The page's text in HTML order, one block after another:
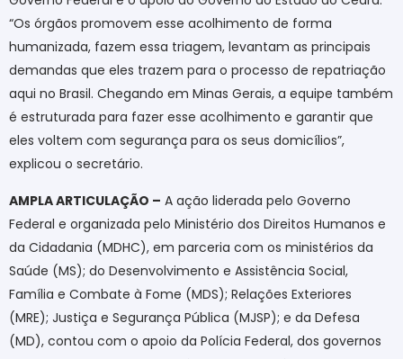
“Os órgãos promovem esse acolhimento de forma
humanizada, fazem essa triagem, levantam as principais
demandas que eles trazem para o processo de repatriação
aqui no Brasil. Chegando em Minas Gerais, a equipe também
é estruturada para fazer esse acolhimento e garantir que
eles voltem com segurança para os seus domicílios”,
explicou o secretário.
AMPLA ARTICULAÇÃO – A ação liderada pelo Governo
Federal e organizada pelo Ministério dos Direitos Humanos e
da Cidadania (MDHC), em parceria com os ministérios da
Saúde (MS); do Desenvolvimento e Assistência Social,
Família e Combate à Fome (MDS); Relações Exteriores
(MRE); Justiça e Segurança Pública (MJSP); e da Defesa
(MD), contou com o apoio da Polícia Federal, dos governos